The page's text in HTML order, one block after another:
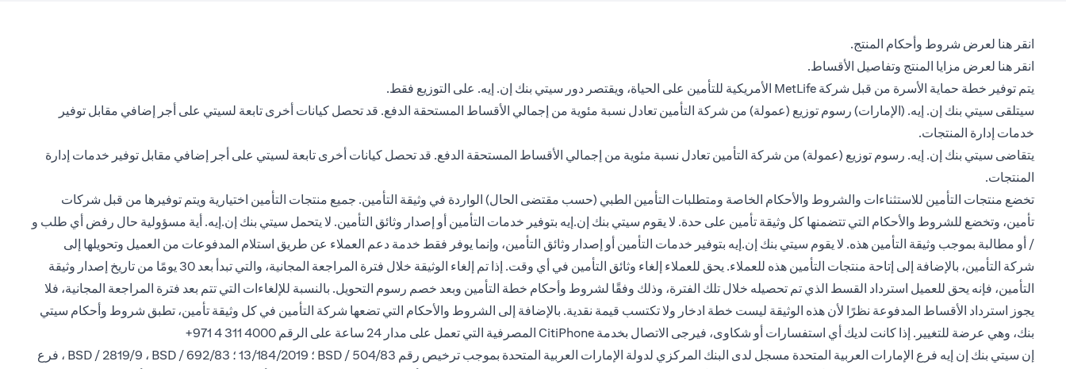
انقر هنا (opens in a new tab)لعرض شروط وأحكام المنتج.
انقر هنا لعرض مزايا المنتج وتفاصيل الأقساط.
يتم توفير خطة حماية الأسرة من قبل شركة MetLife الأمريكية للتأمين على الحياة، ويقتصر دور سيتي بنك إن. إيه. على التوزيع فقط.
سيتلقى سيتي بنك إن. إيه. (الإمارات) رسوم توزيع (عمولة) من شركة التأمين تعادل نسبة مئوية من إجمالي الأقساط المستحقة الدفع. قد تحصل كيانات أخرى تابعة لسيتي على أجر إضافي مقابل توفير
خدمات إدارة المنتجات.
يتقاضى سيتي بنك إن. إيه. رسوم توزيع (عمولة) من شركة التأمين تعادل نسبة مئوية من إجمالي الأقساط المستحقة الدفع. قد تحصل كيانات أخرى تابعة لسيتي على أجر إضافي مقابل توفير خدمات إدارة
المنتجات.
تخضع منتجات التأمين للاستثناءات والشروط والأحكام الخاصة ومتطلبات التأمين الطبي (حسب مقتضى الحال) الواردة في وثيقة التأمين. جميع منتجات التأمين اختيارية ويتم توفيرها من قبل شركات
تأمين، وتخضع للشروط والأحكام التي تتضمنها كل وثيقة تأمين على حدة. لا يقوم سيتي بنك إن.إيه بتوفير خدمات التأمين أو إصدار وثائق التأمين. لا يتحمل سيتي بنك إن.إيه. أية مسؤولية حال رفض أي طلب و
/ أو مطالبة بموجب وثيقة التأمين هذه. لا يقوم سيتي بنك إن.إيه بتوفير خدمات التأمين أو إصدار وثائق التأمين، وإنما يوفر فقط خدمة دعم العملاء عن طريق استلام المدفوعات من العميل وتحويلها إلى
شركة التأمين، بالإضافة إلى إتاحة منتجات التأمين هذه للعملاء. يحق للعملاء إلغاء وثائق التأمين في أي وقت. إذا تم إلغاء الوثيقة خلال فترة المراجعة المجانية، والتي تبدأ بعد 30 يومًا من تاريخ إصدار وثيقة
التأمين، فإنه يحق للعميل استرداد القسط الذي تم تحصيله خلال تلك الفترة، وذلك وفقًا لشروط وأحكام خطة التأمين وبعد خصم رسوم التحويل. بالنسبة للإلغاءات التي تتم بعد فترة المراجعة المجانية، فلا
يجوز استرداد الأقساط المدفوعة نظرًا لأن هذه الوثيقة ليست خطة ادخار ولا تكتسب قيمة نقدية. بالإضافة إلى الشروط والأحكام التي تضعها شركة التأمين في كل وثيقة تأمين، تطبق شروط وأحكام سيتي
بنك، وهي عرضة للتغيير. إذا كانت لديك أي استفسارات أو شكاوى، فيرجى الاتصال بخدمة CitiPhone
المصرفية التي تعمل على مدار 24 ساعة على
الرقم 4000 311 4 971+
إن سيتي بنك إن إيه فرع الإمارات العربية المتحدة مسجل لدى البنك المركزي لدولة الإمارات العربية المتحدة بموجب ترخيص رقم BSD / 504/83 ؛ 13/184/2019 ؛ BSD / 2819/9 ، BSD / 692/83 ، فرع